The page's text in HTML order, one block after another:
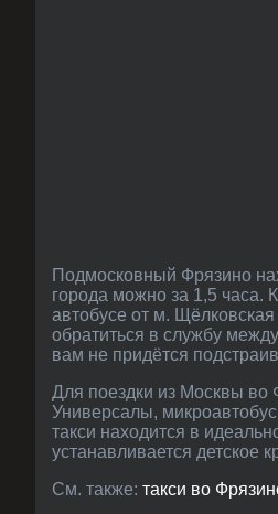
Подмосковный Фрязино находится на расстоянии примерно 50 километров от столицы. Если на дороге нет пробок, то доехать до
города можно за 1,5 часа.
автобусе от м. Щёлковская
обратиться в службу
вам не придётся
Для поездки из Москвы во Фрязино в Сити-Фри есть любые машины: стандартные легковые, бизнес-класса, минивены,
Универсалы,
такси находится в
устанавливается детское
См. также: такси во